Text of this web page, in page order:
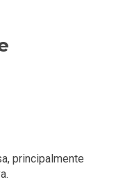
principalmente